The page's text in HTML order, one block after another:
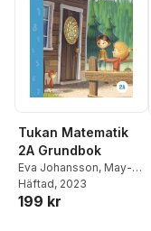
Tukan Matematik
2A Grundbok
Eva Johansson, May-
Else Nohr,Hanne Dahl
Häftad, 2023
199 kr